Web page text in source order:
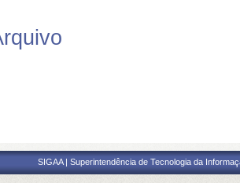
SIGAA | Superintendência de Tecnologia da